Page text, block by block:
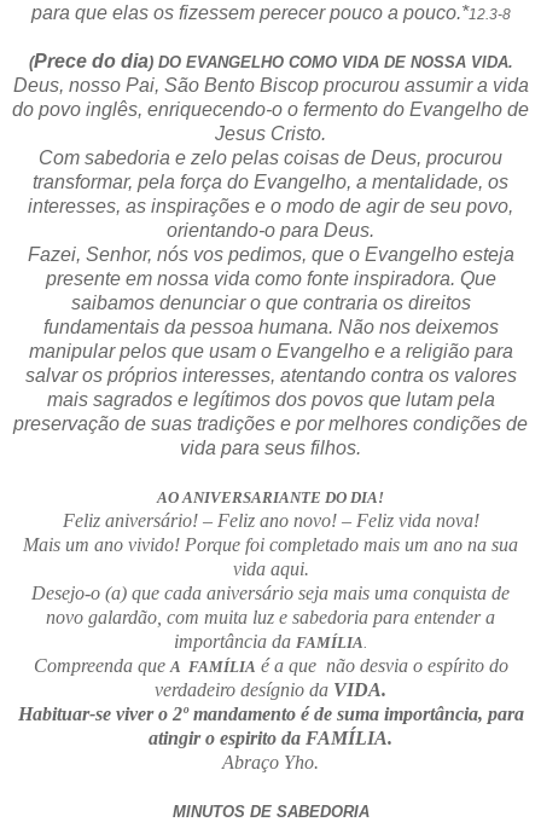
para que elas os fizessem perecer pouco a pouco.*12.3-8
(Prece do dia) DO EVANGELHO COMO VIDA DE NOSSA VIDA.
Deus, nosso Pai, São Bento Biscop procurou assumir a vida
do povo inglês, enriquecendo-o o fermento do Evangelho de
Jesus Cristo.
Com sabedoria e zelo pelas coisas de Deus, procurou
transformar, pela força do Evangelho, a mentalidade, os
interesses, as inspirações e o modo de agir de seu povo,
orientando-o para Deus.
Fazei, Senhor, nós vos pedimos, que o Evangelho esteja
presente em nossa vida como fonte inspiradora. Que
saibamos denunciar o que contraria os direitos
fundamentais da pessoa humana. Não nos deixemos
manipular pelos que usam o Evangelho e a religião para
salvar os próprios interesses, atentando contra os valores
mais sagrados e legítimos dos povos que lutam pela
preservação de suas tradições e por melhores condições de
vida para seus filhos.
AO ANIVERSARIANTE DO DIA!
Feliz aniversário! – Feliz ano novo! – Feliz vida nova!
Mais um ano vivido! Porque foi completado mais um ano na sua
vida aqui.
Desejo-o (a) que cada aniversário seja mais uma conquista de
novo galardão, com muita luz e sabedoria para entender a
importância da FAMÍLIA
Compreenda que A FAMÍLIA é a que não desvia o espírito do
verdadeiro desígnio da VIDA.
Habituar-se viver o 2º mandamento é de suma importância, para
atingir o espirito da FAMÍLIA.
Abraço Yho.
MINUTOS DE SABEDORIA